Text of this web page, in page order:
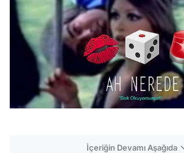
İçeriğin Devamı Aşağıda